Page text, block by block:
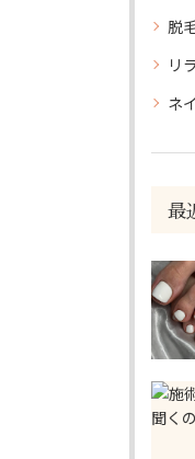
脱
リ
ネ
最